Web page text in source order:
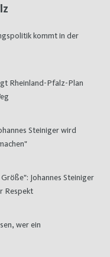
kommt in der
Rheinland-Pfalz-Plan
Steiniger wird
Johannes Steiniger
Respekt
wer ein